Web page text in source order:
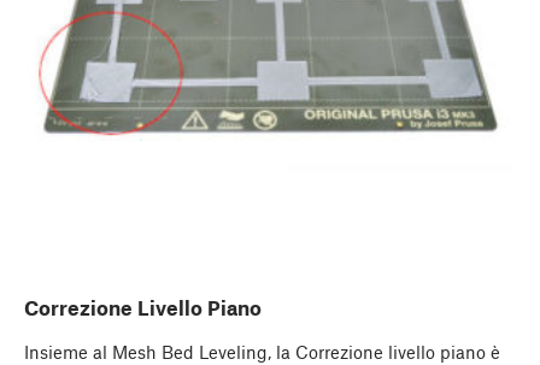
Correzione Livello Piano
Insieme al Mesh Bed Leveling, la Correzione livello piano è